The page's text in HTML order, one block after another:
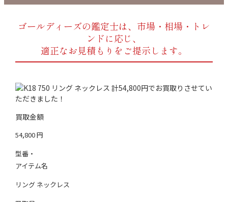
ゴールディーズの鑑定士は、市場・相場・トレ
ンドに応じ、
適正なお見積もりをご提示します。
買取金額
54,800円
型番・
アイテム名
リング ネックレス